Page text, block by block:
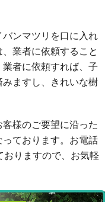
バンマツリを口に入れ
業者に依頼すること
者に依頼すれば、子
ますし、きれいな樹
様のご要望に沿った
ております。お電話
りますので、お気軽